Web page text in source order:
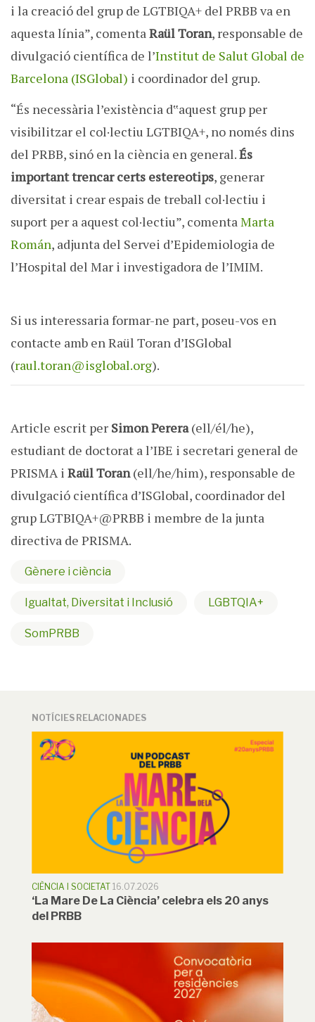
i la creació del grup de LGTBIQA+ del PRBB va en
aquesta línia”, comentaRaül Toran, responsable de
divulgació científica de l’Institut de Salut Global de
Barcelona (ISGlobal) i coordinador del grup.
“És necessària l’existència d‟aquest grup per
visibilitzar el col·lectiu LGTBIQA+, no només dins
del PRBB, sinó en la ciència en general.És
important trencar certs estereotips, generar
diversitat i crear espais de treball col·lectiu i
suport per a aquest col·lectiu”, comentaMarta
Román, adjunta del Servei d’Epidemiologia de
l’Hospital del Mar i investigadora de l’IMIM.
Si us interessaria formar-ne part, poseu-vos en
contacte amb en Raül Toran d’ISGlobal
(raul.toran@isglobal.org).
Article escrit per Simon Perera(ell/él/he),
estudiant de doctorat a l’IBE i secretari general de
PRISMA i Raül Toran(ell/he/him), responsable de
divulgació científica d’ISGlobal, coordinador del
grup LGTBIQA+@PRBB i membre de la junta
directiva de PRISMA.
Gènere i ciència
Igualtat, Diversitat i Inclusió LGBTQIA+
SomPRBB
NOTÍCIES RELACIONADES
CIÈNCIA I SOCIETAT 16.07.2026
‘La Mare De La Ciència’ celebra els 20 anys
del PRBB